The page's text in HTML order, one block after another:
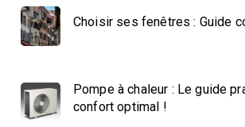
Choisir ses fenêtres : Guide
Pompe à chaleur : Le guide
confort optimal !